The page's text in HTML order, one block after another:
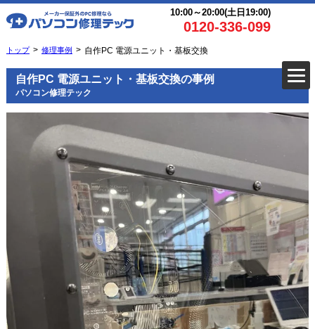
10:00～20:00(土日19:00)
0120-336-099
トップ 修理事例 自作PC 電源ユニット・基板交換
自作PC 電源ユニット・基板交換の事例
パソコン修理テック